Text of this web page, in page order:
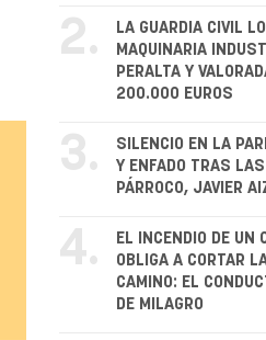
2.
LA GUARDIA CIVIL
MAQUINARIA
PERALTA Y
200.000 EUROS
3.
SILENCIO EN LA
Y ENFADO TRAS
PÁRROCO, JAVIER
4.
EL INCENDIO DE UN
OBLIGA A CORTAR
CAMINO: EL
DE MILAGRO